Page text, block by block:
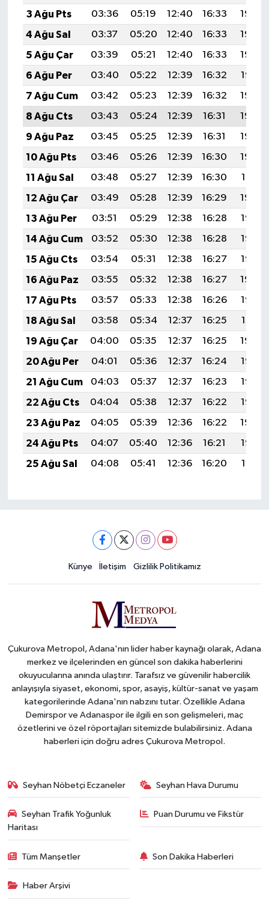
3 Ağu Pts
03:36 05:19 12:40 16:33
19:50
4 Ağu Sal
03:37 05:20 12:40 16:33
19:49
5 Ağu Çar
03:39 05:21 12:40 16:33
19:48
6 Ağu Per
03:40 05:22 12:39 16:32
19:47
7 Ağu Cum
03:42 05:23 12:39 16:32
19:46
8 Ağu Cts
03:43 05:24 12:39 16:31
19:44
9 Ağu Paz
03:45 05:25 12:39 16:31
19:43
10 Ağu Pts
03:46 05:26 12:39 16:30
19:42
11 Ağu Sal
03:48 05:27 12:39 16:30
19:41
12 Ağu Çar
03:49 05:28 12:39 16:29
19:39
13 Ağu Per
03:51 05:29 12:38 16:28
19:38
14 Ağu Cum
03:52 05:30 12:38 16:28
19:37
15 Ağu Cts
03:54 05:31 12:38 16:27
19:35
16 Ağu Paz
03:55 05:32 12:38 16:27
19:34
17 Ağu Pts
03:57 05:33 12:38 16:26
19:32
18 Ağu Sal
03:58 05:34 12:37 16:25
19:31
19 Ağu Çar
04:00 05:35 12:37 16:25
19:30
20 Ağu Per
04:01 05:36 12:37 16:24
19:28
21 Ağu Cum
04:03 05:37 12:37 16:23
19:27
22 Ağu Cts
04:04 05:38 12:37 16:22
19:25
23 Ağu Paz
04:05 05:39 12:36 16:22
19:24
24 Ağu Pts
04:07 05:40 12:36 16:21
19:22
25 Ağu Sal
04:08 05:41 12:36 16:20 19:21
Künye İletişim Gizlilik Politikamız
Çukurova Metropol, Adana'nın lider haber kaynağı olarak, Adana
merkez ve ilçelerinden en güncel son dakika haberlerini
okuyucularına anında ulaştırır. Tarafsız ve güvenilir habercilik
anlayışıyla siyaset, ekonomi, spor, asayiş, kültür-sanat ve yaşam
kategorilerinde Adana'nın nabzını tutar. Özellikle Adana
Demirspor ve Adanaspor ile ilgili en son gelişmeleri, maç
özetlerini ve özel röportajları sitemizde bulabilirsiniz. Adana
haberleri için doğru adres Çukurova Metropol.
Seyhan Nöbetçi Eczaneler Seyhan Hava Durumu
Seyhan Trafik Yoğunluk
Haritası
Puan Durumu ve Fikstür
Tüm Manşetler Son Dakika Haberleri
Haber Arşivi